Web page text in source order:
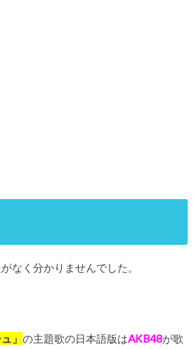
なく分かりませんでした。
」 の主題歌の日本語版はAKB48が歌